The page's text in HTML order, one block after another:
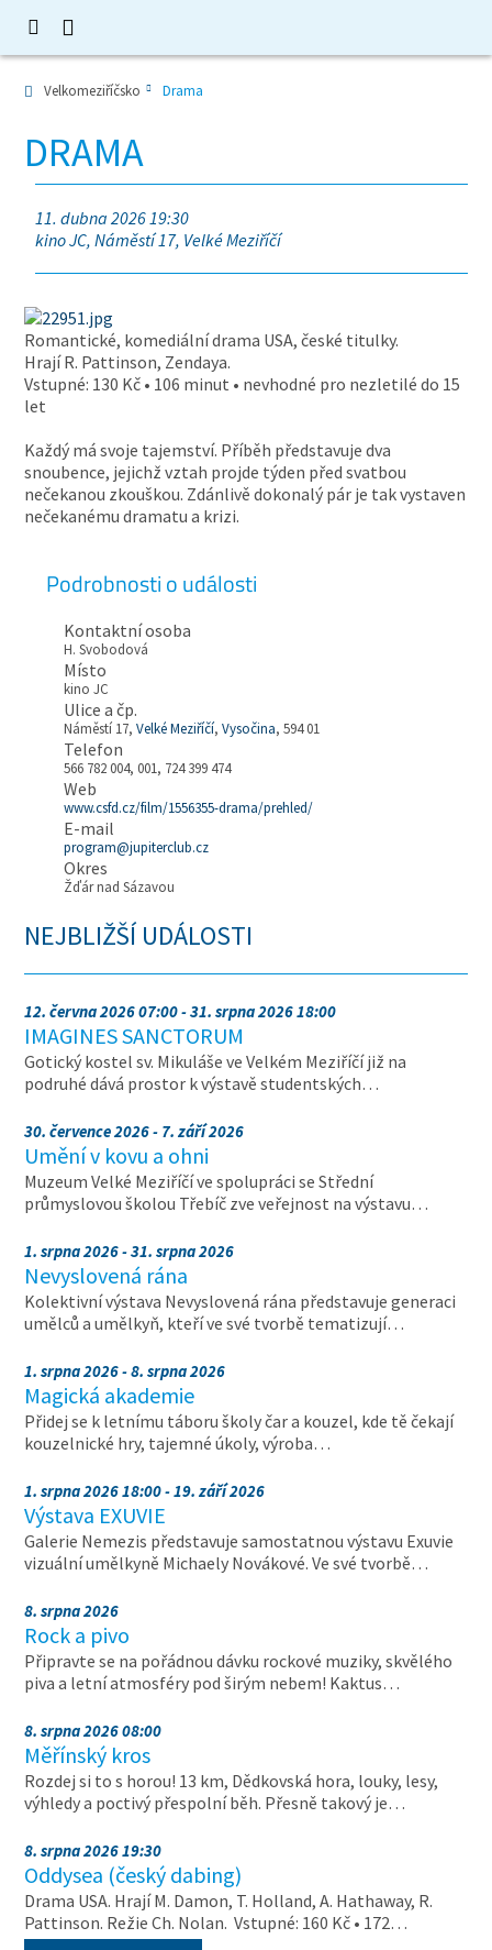
Velkomeziříčsko Drama
DRAMA
11. dubna 2026 19:30
kino JC, Náměstí 17, Velké Meziříčí
Romantické, komediální drama USA, české titulky.
Hrají R. Pattinson, Zendaya.
Vstupné: 130 Kč • 106 minut • nevhodné pro nezletilé do 15
let
Každý má svoje tajemství. Příběh představuje dva
snoubence, jejichž vztah projde týden před svatbou
nečekanou zkouškou. Zdánlivě dokonalý pár je tak vystaven
nečekanému dramatu a krizi.
Podrobnosti o události
Kontaktní osoba
H. Svobodová
Místo
kino JC
Ulice a čp.
Náměstí 17,Velké Meziříčí,Vysočina, 594 01
Telefon
566 782 004, 001, 724 399 474
Web
www.csfd.cz/film/1556355-drama/prehled/
E-mail
program@jupiterclub.cz
Okres
Žďár nad Sázavou
NEJBLIŽŠÍ UDÁLOSTI
12. června 2026 07:00 - 31. srpna 2026 18:00
IMAGINES SANCTORUM
Gotický kostel sv. Mikuláše ve Velkém Meziříčí již na
podruhé dává prostor k výstavě studentských…
30. července 2026 - 7. září 2026
Umění v kovu a ohni
Muzeum Velké Meziříčí ve spolupráci se Střední
průmyslovou školou Třebíč zve veřejnost na výstavu…
1. srpna 2026 - 31. srpna 2026
Nevyslovená rána
Kolektivní výstava Nevyslovená rána představuje generaci
umělců a umělkyň, kteří ve své tvorbě tematizují…
1. srpna 2026 - 8. srpna 2026
Magická akademie
Přidej se k letnímu táboru školy čar a kouzel, kde tě čekají
kouzelnické hry, tajemné úkoly, výroba…
1. srpna 2026 18:00 - 19. září 2026
Výstava EXUVIE
Galerie Nemezis představuje samostatnou výstavu Exuvie
vizuální umělkyně Michaely Novákové. Ve své tvorbě…
8. srpna 2026
Rock a pivo
Připravte se na pořádnou dávku rockové muziky, skvělého
piva a letní atmosféry pod širým nebem! Kaktus…
8. srpna 2026 08:00
Měřínský kros
Rozdej si to s horou! 13 km, Dědkovská hora, louky, lesy,
výhledy a poctivý přespolní běh. Přesně takový je…
8. srpna 2026 19:30
Oddysea (český dabing)
Drama USA. Hrají M. Damon, T. Holland, A. Hathaway, R.
Pattinson. Režie Ch. Nolan. Vstupné: 160 Kč • 172…